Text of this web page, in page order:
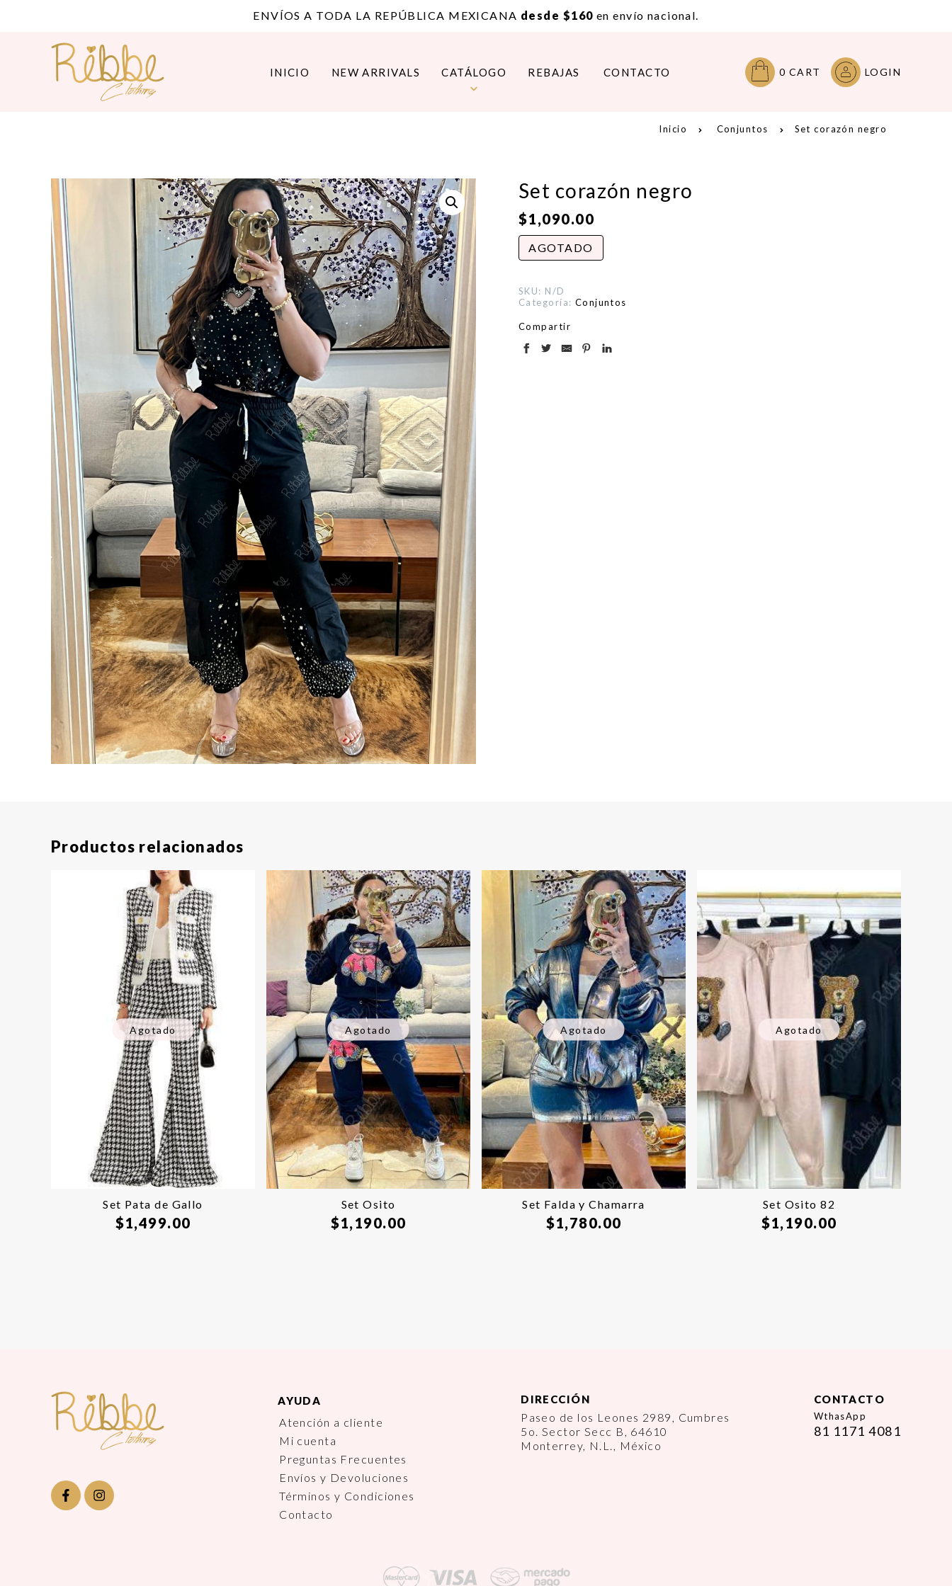
ENVÍOS A TODA LA REPÚBLICA MEXICANA desde $160 en envío nacional.
INICIO NEW ARRIVALS CATÁLOGO REBAJAS CONTACTO 0 CART LOGIN
Inicio Conjuntos Set corazón negro
Set corazón negro
$1,090.00
AGOTADO
SKU: N/D
Categoría: Conjuntos
Compartir
Productos relacionados
Agotado
Set Pata de Gallo
$1,499.00
Agotado
Set Osito
$1,190.00
Agotado
Set Falda y Chamarra
$1,780.00
Agotado
Set Osito 82
$1,190.00
AYUDA
Atención a cliente
Mi cuenta
Preguntas Frecuentes
Envíos y Devoluciones
Términos y Condiciones
Contacto
DIRECCIÓN
Paseo de los Leones 2989, Cumbres
5o. Sector Secc B, 64610
Monterrey, N.L., México
CONTACTO
WthasApp
81 1171 4081